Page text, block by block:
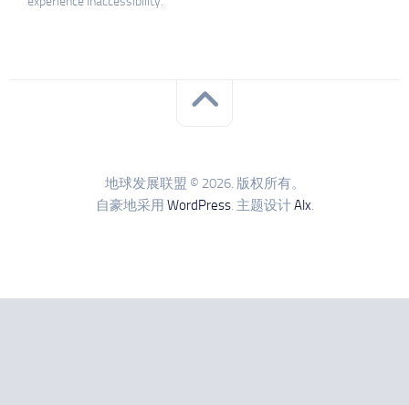
地球发展联盟 © 2026. 版权所有。
自豪地采用 WordPress. 主题设计Alx.